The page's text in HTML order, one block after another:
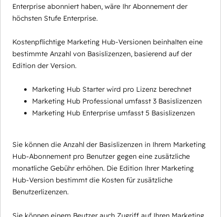
Enterprise abonniert haben, wäre Ihr Abonnement der
höchsten Stufe Enterprise.
Kostenpflichtige Marketing Hub-Versionen beinhalten eine
bestimmte Anzahl von Basislizenzen, basierend auf der
Edition der Version.
Marketing Hub Starter wird pro Lizenz berechnet
Marketing Hub Professional umfasst 3 Basislizenzen
Marketing Hub Enterprise umfasst 5 Basislizenzen
Sie können die Anzahl der Basislizenzen in Ihrem Marketing
Hub-Abonnement pro Benutzer gegen eine zusätzliche
monatliche Gebühr erhöhen. Die Edition Ihrer Marketing
Hub-Version bestimmt die Kosten für zusätzliche
Benutzerlizenzen.